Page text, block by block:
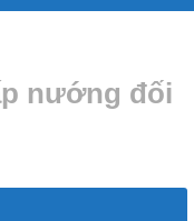
nướng đối